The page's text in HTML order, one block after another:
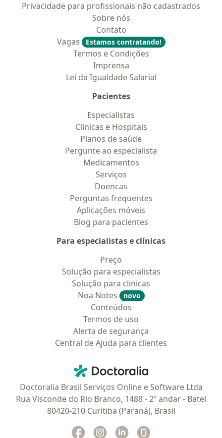
Privacidade para profissionais não cadastrados
Sobre nós
Contato
Vagas
Estamos contratando!
Termos e Condições
Imprensa
Lei da Igualdade Salarial
Pacientes
Especialistas
Clínicas e Hospitais
Planos de saúde
Pergunte ao especialista
Medicamentos
Serviços
Doencas
Perguntas frequentes
Aplicações móveis
Blog para pacientes
Para especialistas e clínicas
Preço
Solução para especialistas
Solução para clinicas
Noa Notes
novo
Conteúdos
Termos de uso
Alerta de segurança
Central de Ajuda para clientes
Doctoralia - Homepage
Doctoralia Brasil Serviços Online e Software Ltda
Rua Visconde do Rio Branco, 1488 - 2º andar - Batel
80420-210 Curitiba (Paraná), Brasil
Facebook
abre num novo separador
Instagram
abre num novo separador
Linkedin
abre num novo